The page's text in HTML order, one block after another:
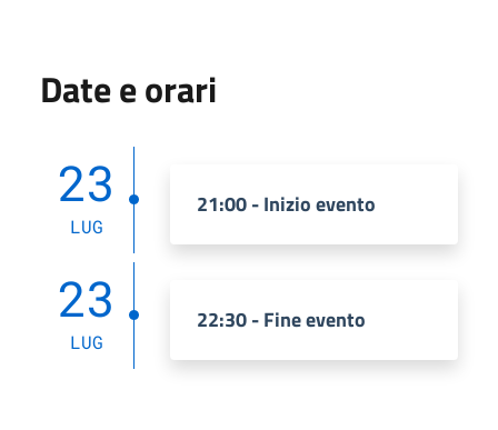
Date e orari
23
LUG
21:00 - Inizio evento
23
LUG
22:30 - Fine evento